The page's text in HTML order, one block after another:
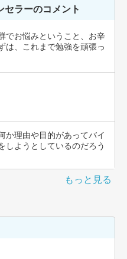
セラーのコメント
でお悩みということ、お辛
は、これまで勉強を頑張っ
か理由や目的があってバイ
しようとしているのだろう
もっと見る